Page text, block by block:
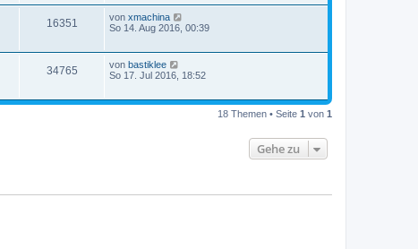
16351 von xmachina
So 14. Aug 2016, 00:39
34765 von bastiklee
So 17. Jul 2016, 18:52
18 Themen • Seite 1 von 1
Gehe zu